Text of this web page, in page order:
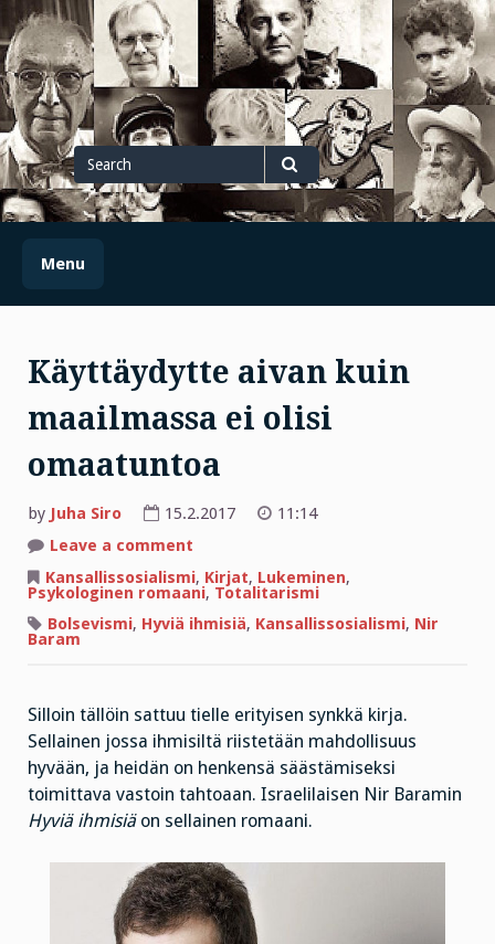
Skip
to
content
Search
for
Search
Menu
Käyttäydytte aivan kuin
maailmassa ei olisi
omaatuntoa
by Juha Siro 15.2.2017
11:14
Leave a comment
aivan
kuin
maailmassa
ei
Kansallissosialismi, Kirjat, Lukeminen,
Psykologinen romaani, Totalitarismi
Bolsevismi, Hyviä ihmisiä, Kansallissosialismi, Nir
Baram
Silloin tällöin sattuu tielle erityisen synkkä kirja.
Sellainen jossa ihmisiltä riistetään mahdollisuus
hyvään, ja heidän on henkensä säästämiseksi
toimittava vastoin tahtoaan. Israelilaisen Nir Baramin
Hyviä ihmisiäon sellainen romaani.